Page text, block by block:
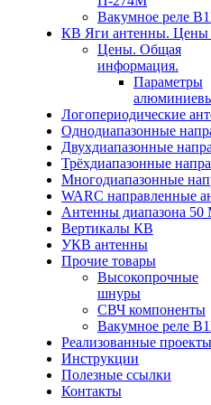
Вакумное реле
КВ Яги антенны. Цены
Цены. Общая
информация.
Параметры
Логопериодические
Однодиапазонные
Двухдиапазонные
Трёхдиапазонные
Многодиапазонные
WARC направленные
Антенны диапазона
Вертикалы КВ
УКВ антенны
Прочие товары
Высокопрочные
шнуры
СВЧ компоненты
Вакумное реле
Реализованные проекты
Инструкции
Полезные ссылки
Контакты